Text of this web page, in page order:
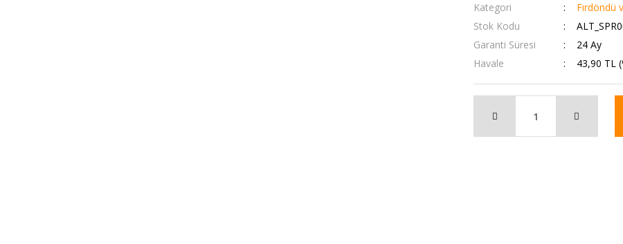
Kategori
Fırdöndü
Stok Kodu
Garanti Süresi
24 Ay
Havale
43,90 TL